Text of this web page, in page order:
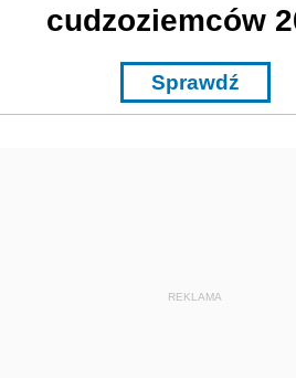
cudzoziemców
Sprawdź
REKLAMA